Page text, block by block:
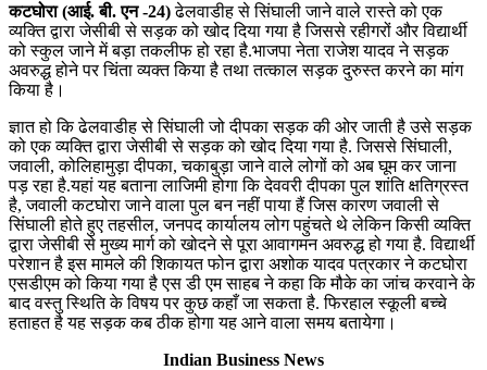
कटघोरा (आई. बी. एन -24)ढेलवाडीह से सिंघाली जाने वाले रास्ते को एक
व्यक्ति द्वारा जेसीबी से सड़क को खोद दिया गया है जिससे रहीगरों और विद्यार्थी
को स्कुल जाने में बड़ा तकलीफ हो रहा है.भाजपा नेता राजेश यादव ने सड़क
अवरुद्ध होने पर चिंता व्यक्त किया है तथा तत्काल सड़क दुरुस्त करने का मांग
किया है।
ज्ञात हो कि ढेलवाडीह से सिंघाली जो दीपका सड़क की ओर जाती है उसे सड़क
को एक व्यक्ति द्वारा जेसीबी से सड़क को खोद दिया गया है. जिससे सिंघाली,
जवाली, कोलिहामुड़ा दीपका, चकाबुड़ा जाने वाले लोगों को अब घूम कर जाना
पड़ रहा है.यहां यह बताना लाजिमी होगा कि देववरी दीपका पुल शांति क्षतिग्रस्त
है, जवाली कटघोरा जाने वाला पुल बन नहीं पाया हैं जिस कारण जवाली से
सिंघाली होते हुए तहसील, जनपद कार्यालय लोग पहुंचते थे लेकिन किसी व्यक्ति
द्वारा जेसीबी से मुख्य मार्ग को खोदने से पूरा आवागमन अवरुद्ध हो गया है. विद्यार्थी
परेशान है इस मामले की शिकायत फोन द्वारा अशोक यादव पत्रकार ने कटघोरा
एसडीएम को किया गया है एस डी एम साहब ने कहा कि मौके का जांच करवाने के
बाद वस्तु स्थिति के विषय पर कुछ कहाँ जा सकता है. फिरहाल स्कूली बच्चे
हताहत है यह सड़क कब ठीक होगा यह आने वाला समय बतायेगा।
Indian Business News